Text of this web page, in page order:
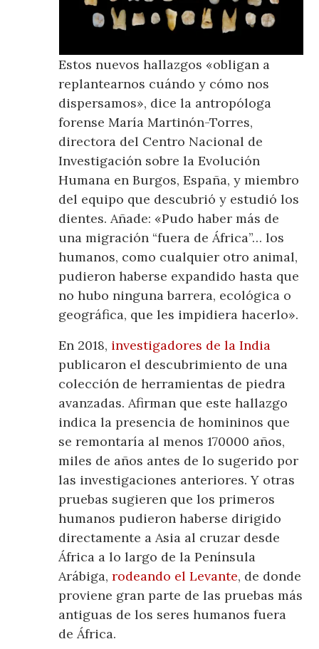
Estos nuevos hallazgos «obligan a
replantearnos cuándo y cómo nos
dispersamos», dice la antropóloga
forense María Martinón-Torres,
directora del Centro Nacional de
Investigación sobre la Evolución
Humana en Burgos, España, y miembro
del equipo que descubrió y estudió los
dientes. Añade: «Pudo haber más de
una migración “fuera de África”… los
humanos, como cualquier otro animal,
pudieron haberse expandido hasta que
no hubo ninguna barrera, ecológica o
geográfica, que les impidiera hacerlo».
En 2018, investigadores de la India
publicaron el descubrimiento de una
colección de herramientas de piedra
avanzadas. Afirman que este hallazgo
indica la presencia de homininos que
se remontaría al menos 170000 años,
miles de años antes de lo sugerido por
las investigaciones anteriores. Y otras
pruebas sugieren que los primeros
humanos pudieron haberse dirigido
directamente a Asia al cruzar desde
África a lo largo de la Península
Arábiga,rodeando el Levante, de donde
proviene gran parte de las pruebas más
antiguas de los seres humanos fuera
de África.